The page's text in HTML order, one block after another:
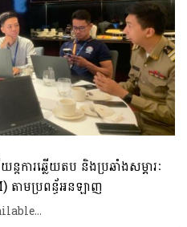
ការឆ្លើយតប និងប្រឆាំងសម្ភារៈ
តាមប្រពន្ធ័អនឡាញ